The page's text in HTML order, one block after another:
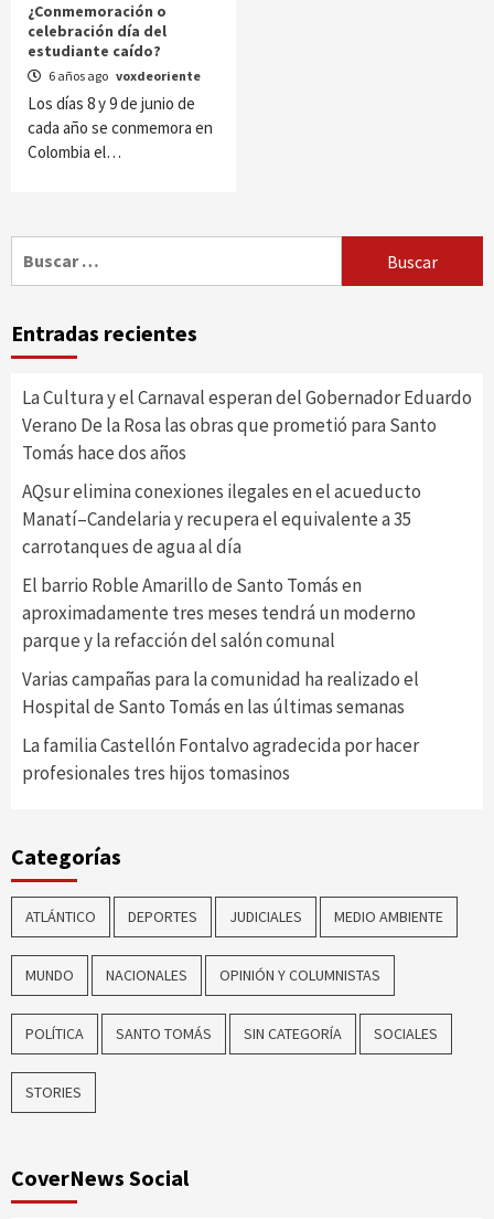
¿Conmemoración o
celebración día del
estudiante caído?
6 años ago voxdeoriente
Los días 8 y 9 de junio de
cada año se conmemora en
Colombia el…
Entradas recientes
La Cultura y el Carnaval esperan del Gobernador Eduardo
Verano De la Rosa las obras que prometió para Santo
Tomás hace dos años
AQsur elimina conexiones ilegales en el acueducto
Manatí–Candelaria y recupera el equivalente a 35
carrotanques de agua al día
El barrio Roble Amarillo de Santo Tomás en
aproximadamente tres meses tendrá un moderno
parque y la refacción del salón comunal
Varias campañas para la comunidad ha realizado el
Hospital de Santo Tomás en las últimas semanas
La familia Castellón Fontalvo agradecida por hacer
profesionales tres hijos tomasinos
Categorías
ATLÁNTICO DEPORTES JUDICIALES MEDIO AMBIENTE
MUNDO NACIONALES OPINIÓN Y COLUMNISTAS
POLÍTICA SANTO TOMÁS SIN CATEGORÍA SOCIALES
STORIES
CoverNews Social